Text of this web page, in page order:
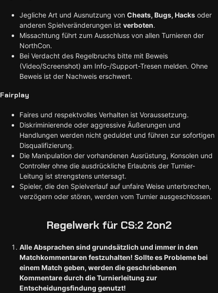
Jegliche Art und Ausnutzung von Cheats, Bugs, Hacks oder
anderen Spielveränderungen ist verboten.
Missachtung führt zum Ausschluss von allen Turnieren der
NorthCon.
Bei Verdacht des Regelbruchs bitte mit Beweis
(Video/Screenshot) am Info-/Support-Tresen melden. Ohne
Beweis ist der Nachweis erschwert.
Fairplay
Faires und respektvolles Verhalten ist Voraussetzung.
Diskriminierende oder aggressive Äußerungen und
Handlungen werden nicht geduldet und führen zur sofortigen
Disqualifizierung.
Die Manipulation der vorhandenen Ausrüstung, Konsolen und
Controller ohne die ausdrückliche Erlaubnis der Turnier-
Leitung ist strengstens untersagt.
Spieler, die den Spielverlauf auf unfaire Weise unterbrechen,
verzögern oder stören, werden vom Turnier ausgeschlossen.
Regelwerk für CS:2 2on2
Alle Absprachen sind grundsätzlich und immer in den
Matchkommentaren festzuhalten! Sollte es Probleme bei
einem Match geben, werden die geschriebenen
Kommentare durch die Turnierleitung zur
Entscheidungsfindung genutzt!